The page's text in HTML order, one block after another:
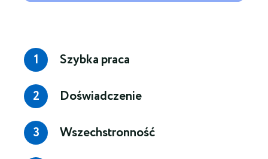
Szybka praca
Doświadczenie
Wszechstronność